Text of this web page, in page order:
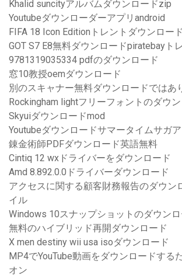
Khalid suncityアルバムダウンロードzip
Youtubeダウンローダーアプリandroid
FIFA 18 Icon Editionトレントダウンロード
GOT S7 E8無料ダウンロードpiratebayト
9781319035334 pdfのダウンロード
窓10教授oemダウンロード
別のスキャナー無料ダウンロードではあ
Rockingham lightフリーフォントのダウ
Skyuiダウンロードmod
Youtubeダウンロードサマータイムサガ
錬金術師PDFダウンロード英語無料
Cintiq 12 wxドライバーをダウンロード
Amd 8.892.0.0ドライバーダウンロード
アクセスに関する顧客財務報告のダウン
イル
Windows 10スナップショットのダウンロ
無料のハイブリッド再開ダウンロード
X men destiny wii usa isoダウンロード
MP4でYouTube動画をダウンロードする
オン